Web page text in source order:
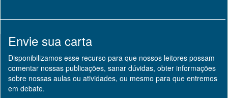
Envie sua carta
Disponibilizamos esse recurso para que nossos leitores possam
comentar nossas publicações, sanar dúvidas, obter informações
sobre nossas aulas ou atividades, ou mesmo para que entremos
em debate.